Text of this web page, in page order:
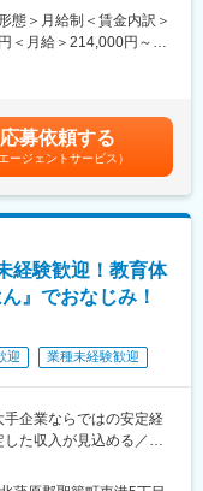
務進捗の確認・共有
認、翌日の行動予定
しながら実際の営業を体
動にもチャレンジしてい
せフレキシブルに決め
の数も、上司や先輩と
理のないペースで、自
態＞月給制＜賃金内訳＞
＜月給＞214,000円～
年1回賞与：年2回 ※会
までも目安の金額であ
ます。月給(月額)は固定手
応募依頼する
エージェントサービス）
経験歓迎！教育体
』でおなじみ！
迎 業種未経験歓迎
手企業ならではの安定経
た収入が見込める／機